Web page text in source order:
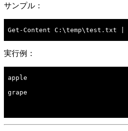
サンプル：
Get-Content C:\temp\test.txt
実行例：